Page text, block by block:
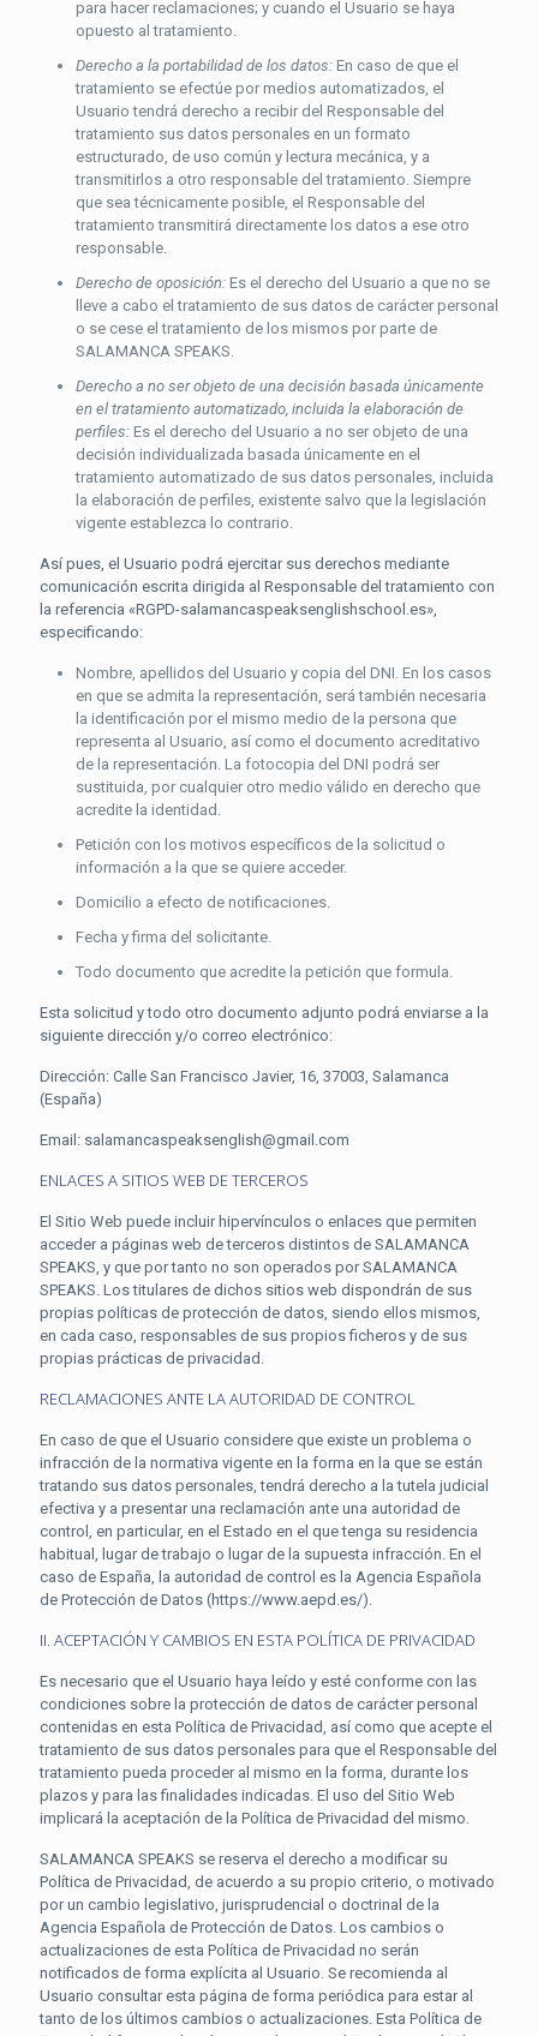
para hacer reclamaciones; y cuando el Usuario se haya
opuesto al tratamiento.
Derecho a la portabilidad de los datos: En caso de que el
tratamiento se efectúe por medios automatizados, el
Usuario tendrá derecho a recibir del Responsable del
tratamiento sus datos personales en un formato
estructurado, de uso común y lectura mecánica, y a
transmitirlos a otro responsable del tratamiento. Siempre
que sea técnicamente posible, el Responsable del
tratamiento transmitirá directamente los datos a ese otro
responsable.
Derecho de oposición: Es el derecho del Usuario a que no se
lleve a cabo el tratamiento de sus datos de carácter personal
o se cese el tratamiento de los mismos por parte de
SALAMANCA SPEAKS.
Derecho a no ser objeto de una decisión basada únicamente
en el tratamiento automatizado, incluida la elaboración de
perfiles: Es el derecho del Usuario a no ser objeto de una
decisión individualizada basada únicamente en el
tratamiento automatizado de sus datos personales, incluida
la elaboración de perfiles, existente salvo que la legislación
vigente establezca lo contrario.
Así pues, el Usuario podrá ejercitar sus derechos mediante
comunicación escrita dirigida al Responsable del tratamiento con
la referencia «RGPD-salamancaspeaksenglishschool.es»,
especificando:
Nombre, apellidos del Usuario y copia del DNI. En los casos
en que se admita la representación, será también necesaria
la identificación por el mismo medio de la persona que
representa al Usuario, así como el documento acreditativo
de la representación. La fotocopia del DNI podrá ser
sustituida, por cualquier otro medio válido en derecho que
acredite la identidad.
Petición con los motivos específicos de la solicitud o
información a la que se quiere acceder.
Domicilio a efecto de notificaciones.
Fecha y firma del solicitante.
Todo documento que acredite la petición que formula.
Esta solicitud y todo otro documento adjunto podrá enviarse a la
siguiente dirección y/o correo electrónico:
Dirección: Calle San Francisco Javier, 16, 37003, Salamanca
(España)
Email: salamancaspeaksenglish@gmail.com
ENLACES A SITIOS WEB DE TERCEROS
El Sitio Web puede incluir hipervínculos o enlaces que permiten
acceder a páginas web de terceros distintos de SALAMANCA
SPEAKS, y que por tanto no son operados por SALAMANCA
SPEAKS. Los titulares de dichos sitios web dispondrán de sus
propias políticas de protección de datos, siendo ellos mismos,
en cada caso, responsables de sus propios ficheros y de sus
propias prácticas de privacidad.
RECLAMACIONES ANTE LA AUTORIDAD DE CONTROL
En caso de que el Usuario considere que existe un problema o
infracción de la normativa vigente en la forma en la que se están
tratando sus datos personales, tendrá derecho a la tutela judicial
efectiva y a presentar una reclamación ante una autoridad de
control, en particular, en el Estado en el que tenga su residencia
habitual, lugar de trabajo o lugar de la supuesta infracción. En el
caso de España, la autoridad de control es la Agencia Española
de Protección de Datos (https://www.aepd.es/).
II. ACEPTACIÓN Y CAMBIOS EN ESTA POLÍTICA DE PRIVACIDAD
Es necesario que el Usuario haya leído y esté conforme con las
condiciones sobre la protección de datos de carácter personal
contenidas en esta Política de Privacidad, así como que acepte el
tratamiento de sus datos personales para que el Responsable del
tratamiento pueda proceder al mismo en la forma, durante los
plazos y para las finalidades indicadas. El uso del Sitio Web
implicará la aceptación de la Política de Privacidad del mismo.
SALAMANCA SPEAKS se reserva el derecho a modificar su
Política de Privacidad, de acuerdo a su propio criterio, o motivado
por un cambio legislativo, jurisprudencial o doctrinal de la
Agencia Española de Protección de Datos. Los cambios o
actualizaciones de esta Política de Privacidad no serán
notificados de forma explícita al Usuario. Se recomienda al
Usuario consultar esta página de forma periódica para estar al
tanto de los últimos cambios o actualizaciones. Esta Política de